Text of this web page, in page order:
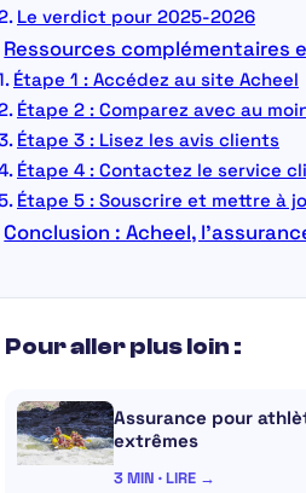
Le verdict pour 2025-2026
Ressources complémentaires
Étape 1 : Accédez au site Acheel
Étape 2 : Comparez avec au
Étape 3 : Lisez les avis clients
Étape 4 : Contactez le service
Étape 5 : Souscrire et mettre à
Conclusion : Acheel,
Pour aller plus loin :
Assurance pour
extrêmes
3 MIN · LIRE →